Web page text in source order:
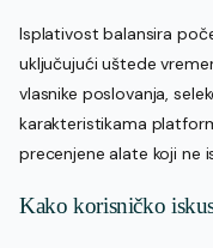
Isplativost balansira
uključujući uštede
vlasnike poslovanja,
karakteristikama
precenjene alate koji ne
Kako korisničko